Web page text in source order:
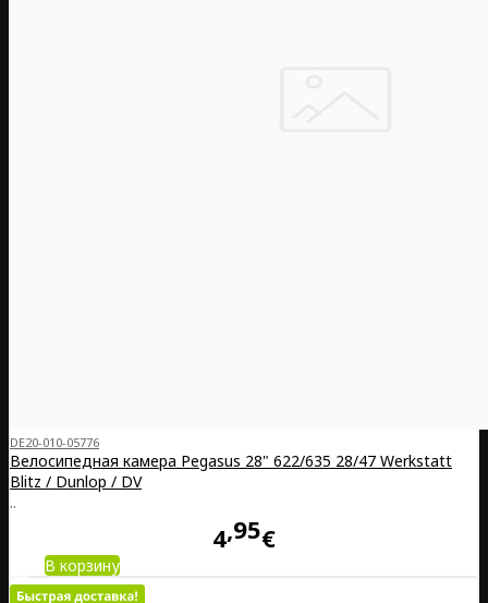
DE20-010-05776
Велосипедная камера Pegasus 28" 622/635 28/47 Werkstatt
Blitz / Dunlop / DV
..
4 95€
В корзину